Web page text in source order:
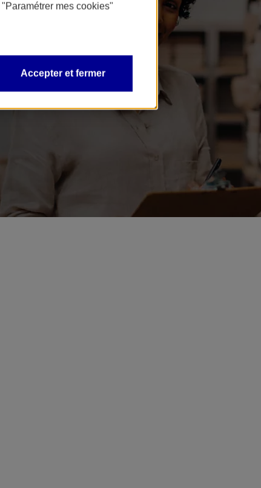
"Paramétrer mes cookies"
Accepter et fermer